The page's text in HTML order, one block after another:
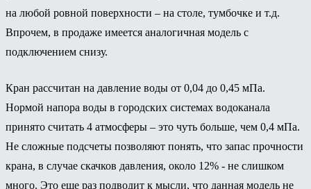
на любой ровной поверхности – на столе, тумбочке и т.д.
Впрочем, в продаже имеется аналогичная модель с
подключением снизу.
Кран рассчитан на давление воды от 0,04 до 0,45 мПа.
Нормой напора воды в городских системах водоканала
принято считать 4 атмосферы – это чуть больше, чем 0,4 мПа.
Не сложные подсчеты позволяют понять, что запас прочности
крана, в случае скачков давления, около 12% - не слишком
много. Это еще раз подводит к мысли, что данная модель не